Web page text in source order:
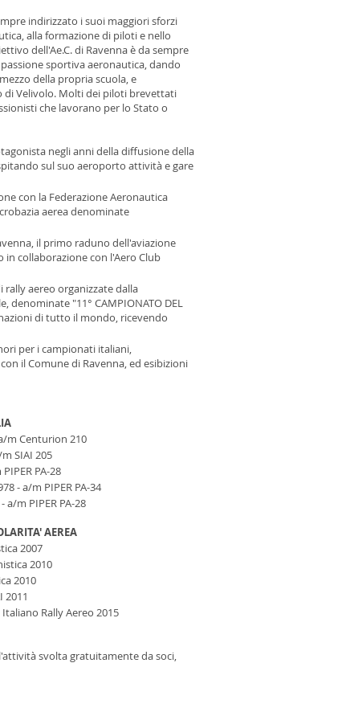
indirizzato i suoi maggiori sforzi
alla formazione di piloti e nello
dell'Ae.C. di Ravenna è da sempre
sportiva aeronautica, dando
della propria scuola, e
di Velivolo. Molti dei piloti brevettati
che lavorano per lo Stato o
negli anni della diffusione della
sul suo aeroporto attività e gare
con la Federazione Aeronautica
aerea denominate
il primo raduno dell'aviazione
in collaborazione con l'Aero Club
rally aereo organizzate dalla
denominate "11° CAMPIONATO DEL
nazioni di tutto il mondo, ricevendo
per i campionati italiani,
il Comune di Ravenna, ed esibizioni
m Centurion 210
SIAI 205
PA-28
- a/m PIPER PA-34
a/m PIPER PA-28
AEREA
2007
2010
2010
2011
Rally Aereo 2015
svolta gratuitamente da soci,